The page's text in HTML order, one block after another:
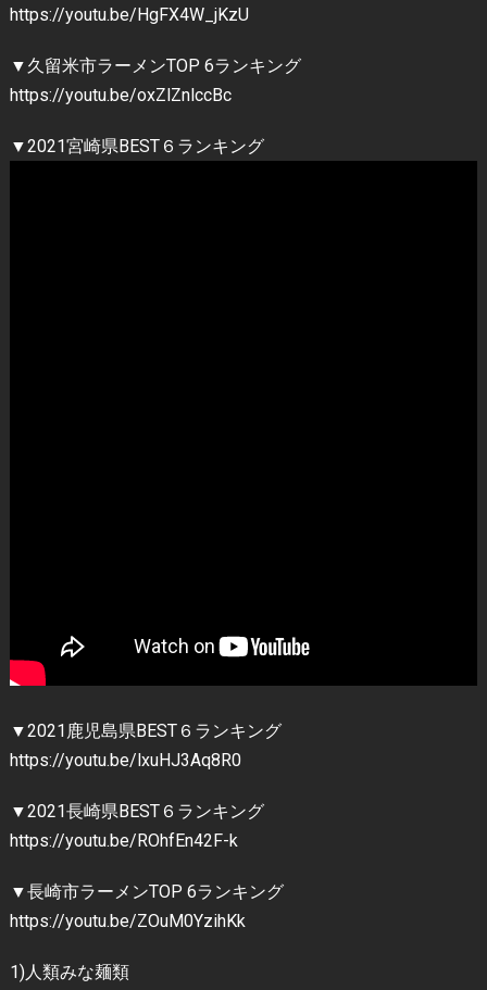
https://youtu.be/HgFX4W_jKzU
▼久留米市ラーメンTOP 6ランキング
https://youtu.be/oxZlZnlccBc
▼2021宮崎県BEST６ランキング
▼2021鹿児島県BEST６ランキング
https://youtu.be/lxuHJ3Aq8R0
▼2021長崎県BEST６ランキング
https://youtu.be/ROhfEn42F-k
▼長崎市ラーメンTOP 6ランキング
https://youtu.be/ZOuM0YzihKk
1)人類みな麺類